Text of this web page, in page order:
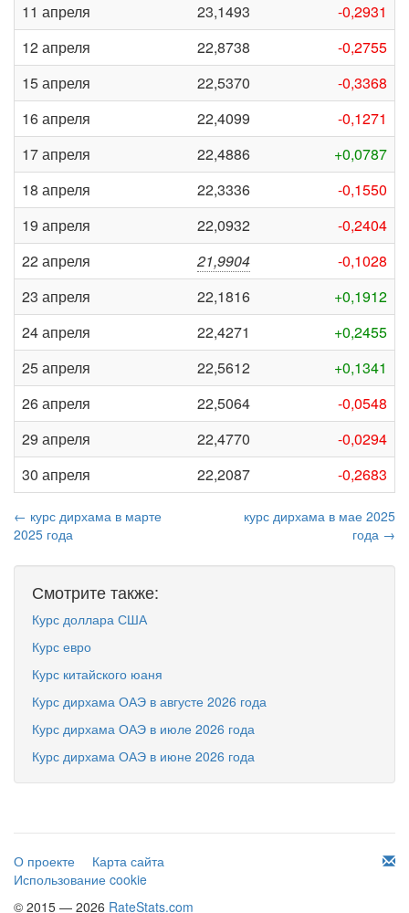
11 апреля
23,1493
-0,2931
12 апреля
22,8738
-0,2755
15 апреля
22,5370
-0,3368
16 апреля
22,4099
-0,1271
17 апреля
22,4886
+0,0787
18 апреля
22,3336
-0,1550
19 апреля
22,0932
-0,2404
22 апреля
21,9904
-0,1028
23 апреля
22,1816
+0,1912
24 апреля
22,4271
+0,2455
25 апреля
22,5612
+0,1341
26 апреля
22,5064
-0,0548
29 апреля
22,4770
-0,0294
30 апреля
22,2087 -0,2683
← курс дирхама в марте
2025 года
курс дирхама в мае 2025
года →
Смотрите также:
Курс доллара США
Курс евро
Курс китайского юаня
Курс дирхама ОАЭ в августе 2026 года
Курс дирхама ОАЭ в июле 2026 года
Курс дирхама ОАЭ в июне 2026 года
О проекте
Карта сайта
Использование cookie
© 2015 — 2026 RateStats.com